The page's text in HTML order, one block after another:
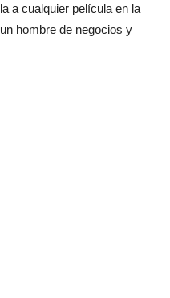
a cualquier película en la
hombre de negocios y